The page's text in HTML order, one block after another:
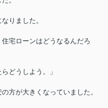
りました。
住宅ローンはどうなるんだろ
どうしよう。」
方が大きくなっていました。